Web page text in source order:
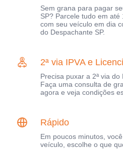
Sem grana para pagar
SP? Parcele tudo em
com seu veículo em dia
do Despachante SP.
2ª via IPVA e
Precisa puxar a 2ª via
Faça uma consulta de
agora e veja condições
Rápido
Em poucos minutos,
veículo, escolhe o que